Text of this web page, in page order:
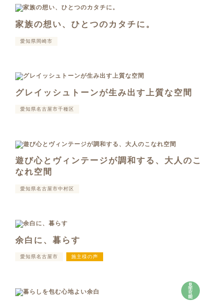
家族の想い、ひとつのカタチに。
愛知県岡崎市
グレイッシュトーンが生み出す上質な空間
愛知県名古屋市千種区
遊び心とヴィンテージが調和する、大人のこ
なれ空間
愛知県名古屋市中村区
余白に、暮らす
愛知県名古屋市 施主様の声
見
学
可
能